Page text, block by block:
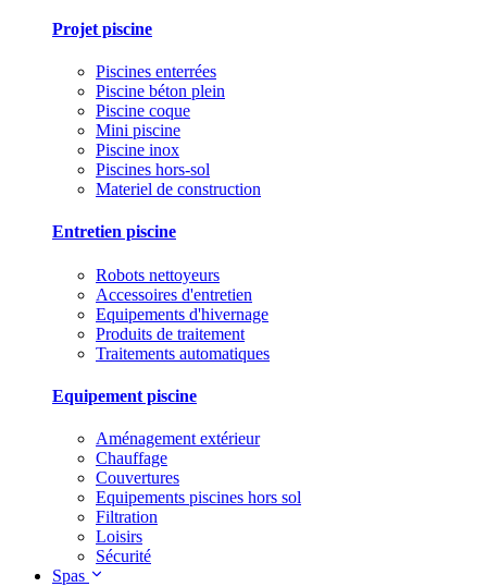
Projet piscine
Piscines enterrées
Piscine béton plein
Piscine coque
Mini piscine
Piscine inox
Piscines hors-sol
Materiel de construction
Entretien piscine
Robots nettoyeurs
Accessoires d'entretien
Equipements d'hivernage
Produits de traitement
Traitements automatiques
Equipement piscine
Aménagement extérieur
Chauffage
Couvertures
Equipements piscines hors sol
Filtration
Loisirs
Sécurité
Spas